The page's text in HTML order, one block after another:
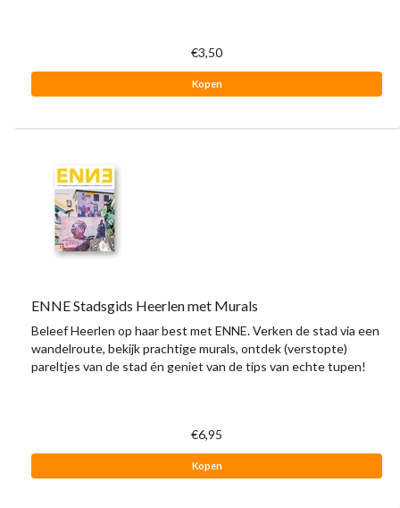
€3,50
Kopen
ENNE Stadsgids Heerlen met Murals
Beleef Heerlen op haar best met ENNE. Verken de stad via een
wandelroute, bekijk prachtige murals, ontdek (verstopte)
pareltjes van de stad én geniet van de tips van echte tupen!
€6,95
Kopen